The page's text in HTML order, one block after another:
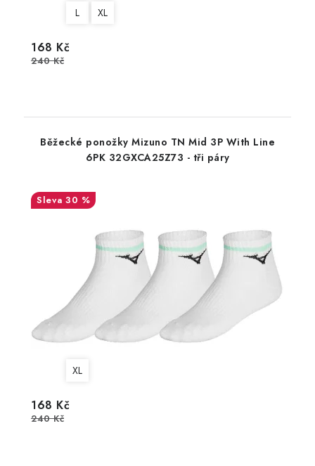
L XL
168 Kč
240 Kč
Běžecké ponožky Mizuno TN Mid 3P With Line
6PK 32GXCA25Z73 - tři páry
30 %
XL
168 Kč
240 Kč